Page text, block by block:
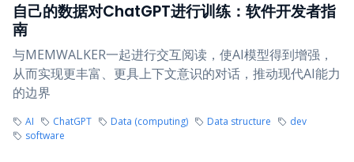
自己的数据对ChatGPT进行训练：软件开发者指
南
与MEMWALKER一起进行交互阅读，使AI模型得到增强，
从而实现更丰富、更具上下文意识的对话，推动现代AI能力
的边界
AI ChatGPT Data (computing) Data structure
dev
software